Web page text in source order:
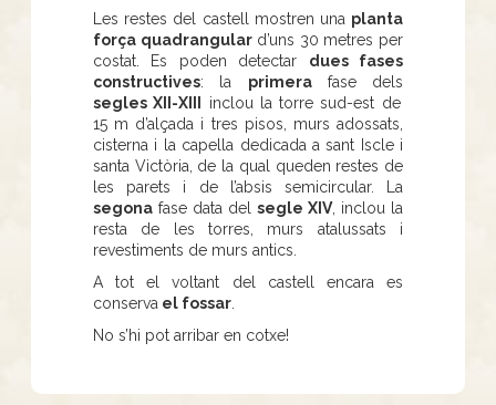
Les restes del castell mostren una planta
força quadrangulard’uns 30 metres per
costat. Es poden detectar dues fases
constructives: la primerafase dels
segles XII-XIII
inclou la torre sud-est de
15 m d’alçada i tres pisos, murs adossats,
cisterna i la capella dedicada a sant Iscle i
santa Victòria, de la qual queden restes de
les parets i de l’absis semicircular. La
segona fase data del segle XIV, inclou la
resta de les torres, murs atalussats i
revestiments de murs antics.
A tot el voltant del castell encara es
conserva el fossar
No s’hi pot arribar en cotxe!